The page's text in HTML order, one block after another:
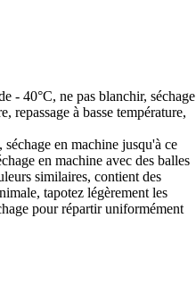
- 40°C, ne pas blanchir, séchage
repassage à basse température,
en machine jusqu'à ce
en machine avec des balles
similaires, contient des
tapotez légèrement les
pour répartir uniformément